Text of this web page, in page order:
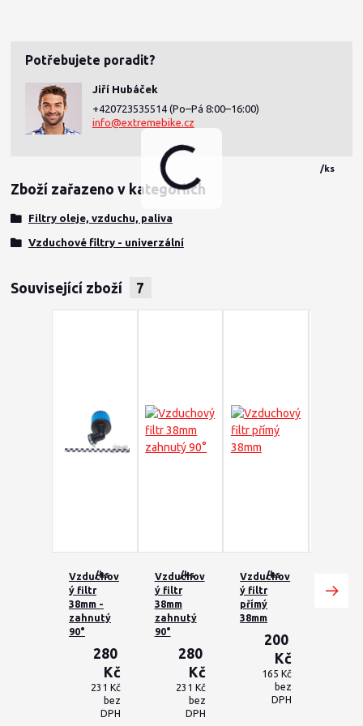
/ks
Potřebujete poradit?
Jiří Hubáček
+420723535514 (Po–Pá 8:00–16:00)
info@extremebike.cz
Zboží zařazeno v kategoriích
Filtry oleje, vzduchu, paliva
Vzduchové filtry - univerzální
Související zboží 7
Vzduchov
ý filtr
38mm -
zahnutý
90°
280
Kč
/ks
231 Kč
bez
DPH
Vzduchov
ý filtr
38mm
zahnutý
90°
280
Kč
/ks
231 Kč
bez
DPH
Vzduchov
ý filtr
přímý
38mm
200
Kč
/ks
165 Kč
bez
DPH
ý filtr